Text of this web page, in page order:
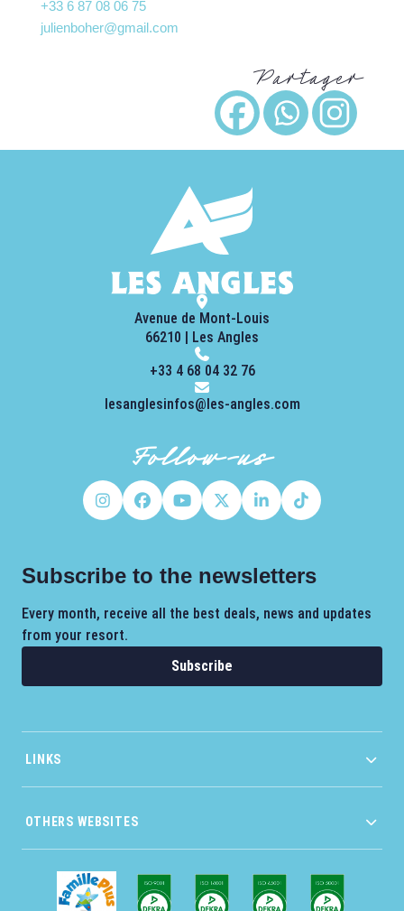
+33 6 87 08 06 75
julienboher@gmail.com
Partager
Avenue de Mont-Louis
66210 | Les Angles
+33 4 68 04 32 76
lesanglesinfos@les-angles.com
Follow-us
Subscribe to the newsletters
Every month, receive all the best deals, news and updates
from your resort.
Subscribe
LINKS
OTHERS WEBSITES